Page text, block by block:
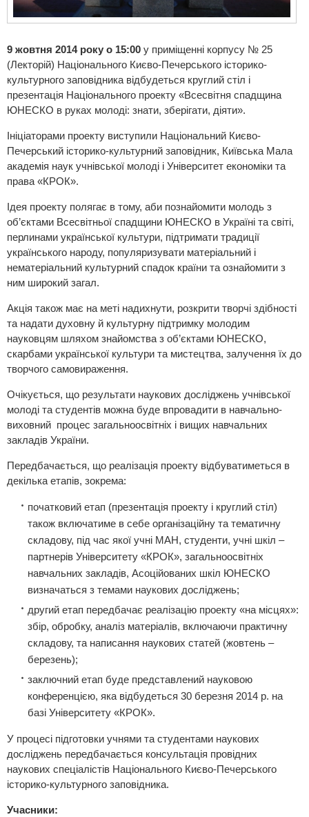
9 жовтня 2014 року о 15:00 у приміщенні корпусу № 25
(Лекторій) Національного Києво-Печерського історико-
культурного заповідника відбудеться круглий стіл і
презентація Національного проекту «Всесвітня спадщина
ЮНЕСКО в руках молоді: знати, зберігати, діяти».
Ініціаторами проекту виступили Національний Києво-
Печерський історико-культурний заповідник, Київська Мала
академія наук учнівської молоді і Університет економіки та
права «КРОК».
Ідея проекту полягає в тому, аби познайомити молодь з
об’єктами Всесвітньої спадщини ЮНЕСКО в Україні та світі,
перлинами української культури, підтримати традиції
українського народу, популяризувати матеріальний і
нематеріальний культурний спадок країни та ознайомити з
ним широкий загал.
Акція також має на меті надихнути, розкрити творчі здібності
та надати духовну й культурну підтримку молодим
науковцям шляхом знайомства з об’єктами ЮНЕСКО,
скарбами української культури та мистецтва, залучення їх до
творчого самовираження.
Очікується, що результати наукових досліджень учнівської
молоді та студентів можна буде впровадити в навчально-
виховний процес загальноосвітніх і вищих навчальних
закладів України.
Передбачається, що реалізація проекту відбуватиметься в
декілька етапів, зокрема:
початковий етап (презентація проекту і круглий стіл)
також включатиме в себе організаційну та тематичну
складову, під час якої учні МАН, студенти, учні шкіл –
партнерів Університету «КРОК», загальноосвітніх
навчальних закладів, Асоційованих шкіл ЮНЕСКО
визначаться з темами наукових досліджень;
другий етап передбачає реалізацію проекту «на місцях»:
збір, обробку, аналіз матеріалів, включаючи практичну
складову, та написання наукових статей (жовтень –
березень);
заключний етап буде представлений науковою
конференцією, яка відбудеться 30 березня 2014 р. на
базі Університету «КРОК».
У процесі підготовки учнями та студентами наукових
досліджень передбачається консультація провідних
наукових спеціалістів Національного Києво-Печерського
історико-культурного заповідника.
Учасники: